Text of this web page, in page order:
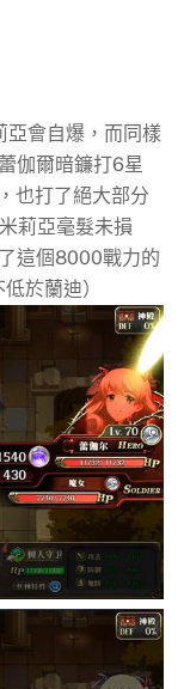
會自爆，而同樣
伽爾暗鐮打6星
也打了絕大部分
莉亞毫髮未損
這個8000戰力的
於蘭迪）